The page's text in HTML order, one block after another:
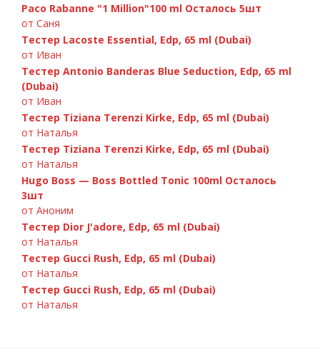
Paco Rabanne "1 Million"100 ml Осталось 5шт
от Саня
Тестер Lacoste Essential, Edp, 65 ml (Dubai)
от Иван
Тестер Antonio Banderas Blue Seduction, Edp, 65 ml
(Dubai)
от Иван
Тестер Tiziana Terenzi Kirke, Edp, 65 ml (Dubai)
от Наталья
Тестер Tiziana Terenzi Kirke, Edp, 65 ml (Dubai)
от Наталья
Hugo Boss — Boss Bottled Tonic 100ml Осталось
3шт
от Аноним
Тестер Dior J'adore, Edp, 65 ml (Dubai)
от Наталья
Тестер Gucci Rush, Edp, 65 ml (Dubai)
от Наталья
Тестер Gucci Rush, Edp, 65 ml (Dubai)
от Наталья